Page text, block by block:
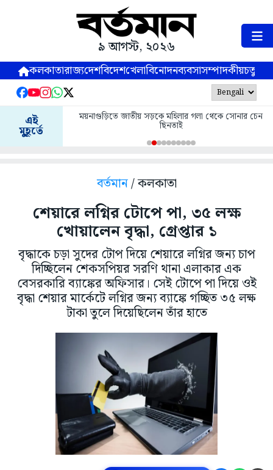
৯ আগস্ট, ২০২৬
কলকাতারাজ্যদেশবিদেশখেলাবিনোদনব্যবসাসম্পাদকীয়
এই
মুহূর্তে
ময়নাগুড়িতে জাতীয় সড়কে মহিলার গলা থেকে সোনার চেন
ছিনতাই
বর্তমান/ কলকাতা
শেয়ারে লগ্নির টোপে পা, ৩৫ লক্ষ
খোয়ালেন বৃদ্ধা, গ্রেপ্তার ১
বৃদ্ধাকে চড়া সুদের টোপ দিয়ে শেয়ারে লগ্নির জন্য চাপ
দিচ্ছিলেন শেকসপিয়র সরণি থানা এলাকার এক
বেসরকারি ব্যাঙ্কের অফিসার। সেই টোপে পা দিয়ে ওই
বৃদ্ধা শেয়ার মার্কেটে লগ্নির জন্য ব্যাঙ্কে গচ্ছিত ৩৫ লক্ষ
টাকা তুলে দিয়েছিলেন তাঁর হাতে